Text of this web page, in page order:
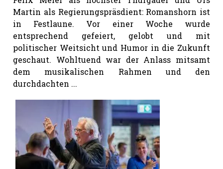
Martin als Regierungspräsdient: Romanshorn ist
in Festlaune. Vor einer Woche wurde
entsprechend gefeiert, gelobt und mit
politischer Weitsicht und Humor in die Zukunft
geschaut. Wohltuend war der Anlass mitsamt
dem musikalischen Rahmen und den
durchdachten ...